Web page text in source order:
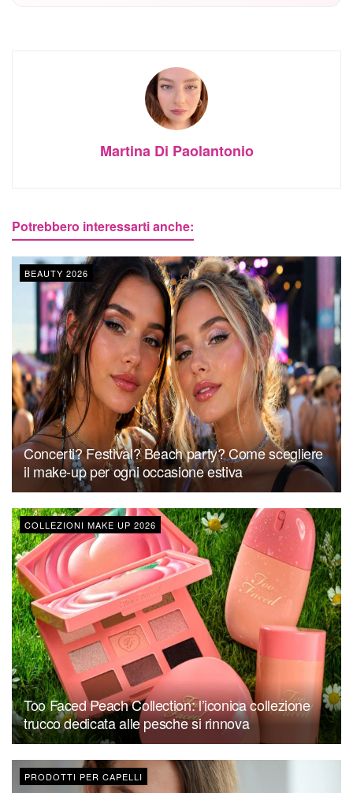
Martina Di Paolantonio
Potrebbero interessarti anche:
BEAUTY 2026
Concerti? Festival? Beach party? Come scegliere
il make-up per ogni occasione estiva
COLLEZIONI MAKE UP 2026
Too Faced Peach Collection: l’iconica collezione
trucco dedicata alle pesche si rinnova
PRODOTTI PER CAPELLI